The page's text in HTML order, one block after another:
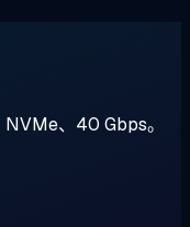
、40 Gbps。